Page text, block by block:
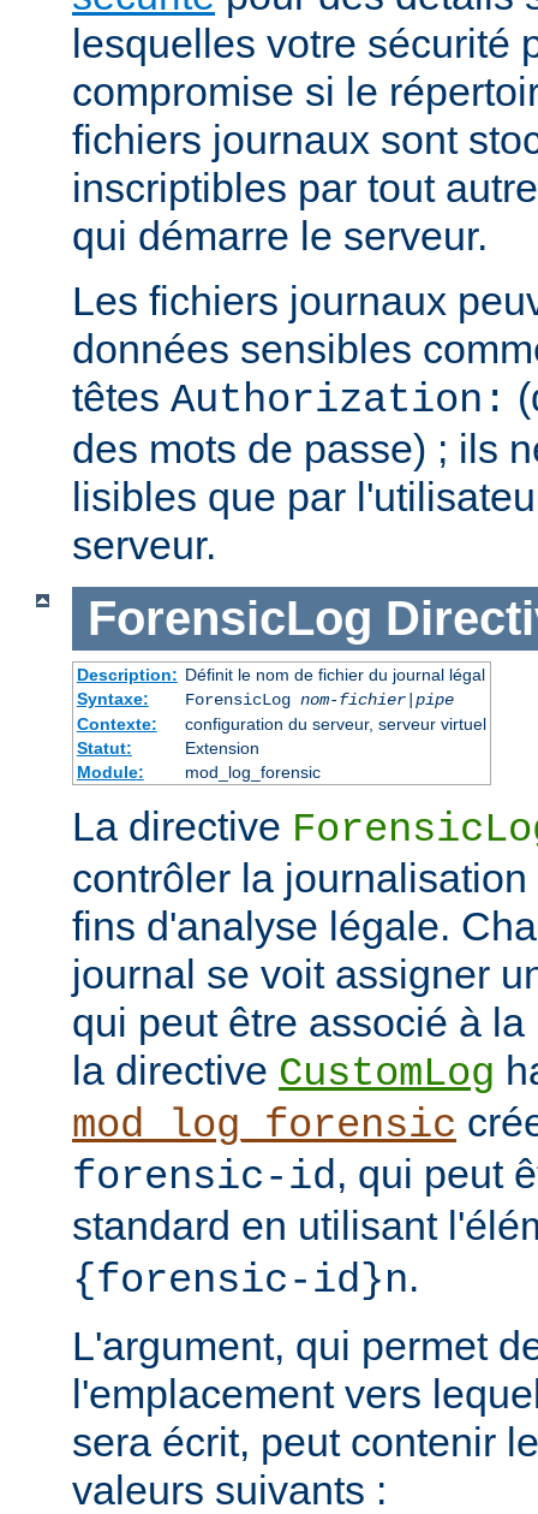
lesquelles votre sécurité
compromise si le
fichiers journaux sont
inscriptibles par tout
qui démarre le serveur.
Les fichiers journaux
données sensibles
têtes Authorization:
des mots de passe) ; ils
lisibles que par
serveur.
ForensicLog
Description: Définit le nom de fichier du journal légal
Syntaxe:
ForensicLog nom-fichier| pipe
Contexte:
configuration du serveur, serveur virtuel
Statut:
Extension
Module:
mod_log_forensic
La directive
contrôler la
fins d'analyse légale.
journal se voit assigner
qui peut être associé à
la directive CustomLog
mod_log_forensic
forensic-id, qui peut
standard en utilisant
{forensic-id}n.
L'argument, qui permet
l'emplacement vers
sera écrit, peut contenir
valeurs suivants :